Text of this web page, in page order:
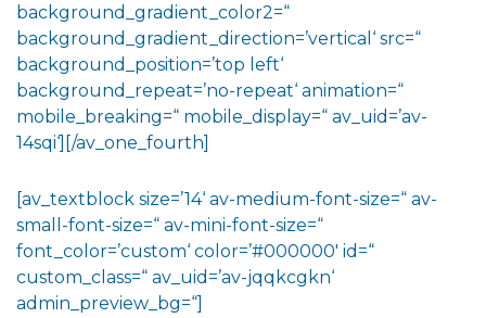
background_gradient_color2=“
background_gradient_direction=’vertical‘ src=“
background_position=’top left‘
background_repeat=’no-repeat‘ animation=“
mobile_breaking=“ mobile_display=“ av_uid=’av-
14sqi‘][/av_one_fourth]
[av_textblock size=’14‘ av-medium-font-size=“ av-
small-font-size=“ av-mini-font-size=“
font_color=’custom‘ color=’#000000′ id=“
custom_class=“ av_uid=’av-jqqkcgkn‘
admin_preview_bg=“]